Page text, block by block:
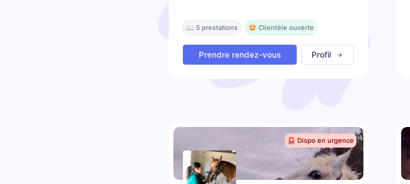
📖 5 prestations 🤩 Clientèle ouverte
Prendre rendez-vous Profil
🚨 Dispo en urgence